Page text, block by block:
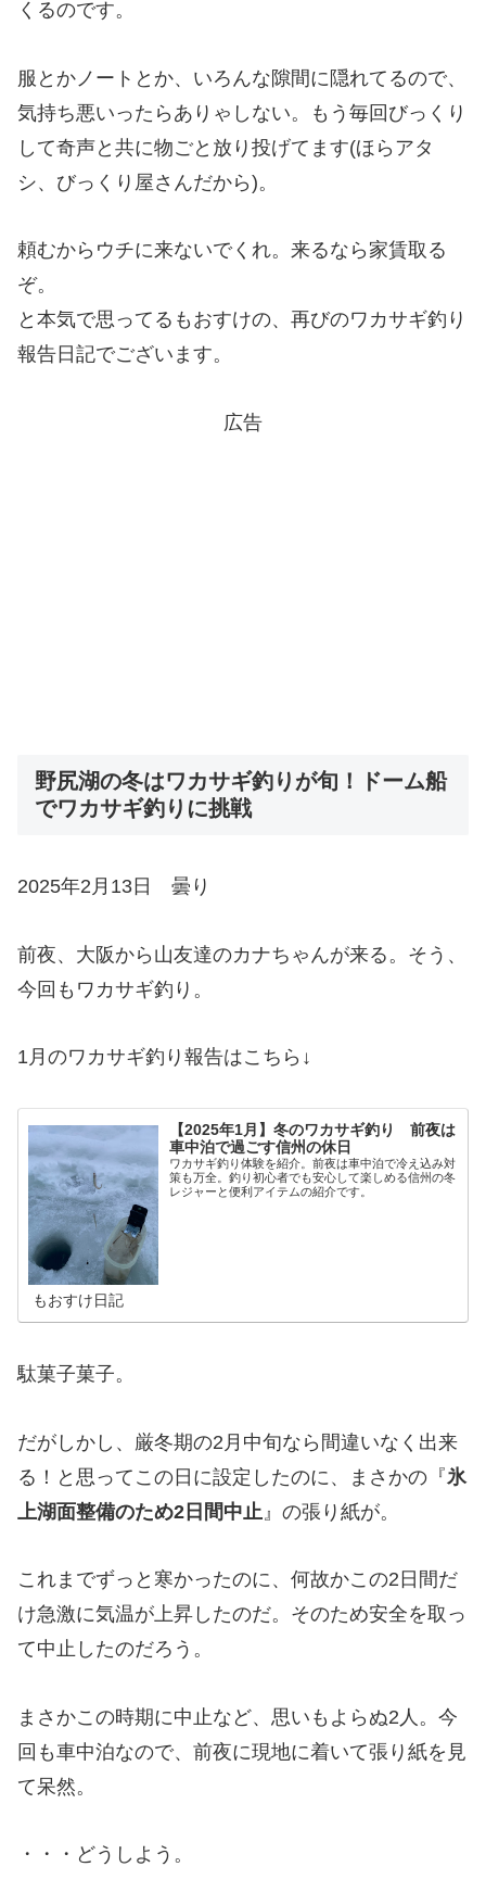
くるのです。
服とかノートとか、いろんな隙間に隠れてるので、
気持ち悪いったらありゃしない。もう毎回びっくり
して奇声と共に物ごと放り投げてます(ほらアタ
シ、びっくり屋さんだから)。
頼むからウチに来ないでくれ。来るなら家賃取る
ぞ。
と本気で思ってるもおすけの、再びのワカサギ釣り
報告日記でございます。
広告
野尻湖の冬はワカサギ釣りが旬！ドーム船
でワカサギ釣りに挑戦
2025年2月13日 曇り
前夜、大阪から山友達のカナちゃんが来る。そう、
今回もワカサギ釣り。
1月のワカサギ釣り報告はこちら↓
【2025年1月】冬のワカサギ釣り 前夜は
車中泊で過ごす信州の休日
ワカサギ釣り体験を紹介。前夜は車中泊で冷え込み対
策も万全。釣り初心者でも安心して楽しめる信州の冬
レジャーと便利アイテムの紹介です。
もおすけ日記
駄菓子菓子。
だがしかし、厳冬期の2月中旬なら間違いなく出来
る！と思ってこの日に設定したのに、まさかの『氷
上湖面整備のため2日間中止 』の張り紙が。
これまでずっと寒かったのに、何故かこの2日間だ
け急激に気温が上昇したのだ。そのため安全を取っ
て中止したのだろう。
まさかこの時期に中止など、思いもよらぬ2人。今
回も車中泊なので、前夜に現地に着いて張り紙を見
て呆然。
・・・どうしよう。